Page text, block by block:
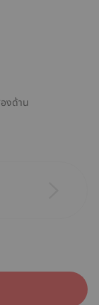
งด้าน